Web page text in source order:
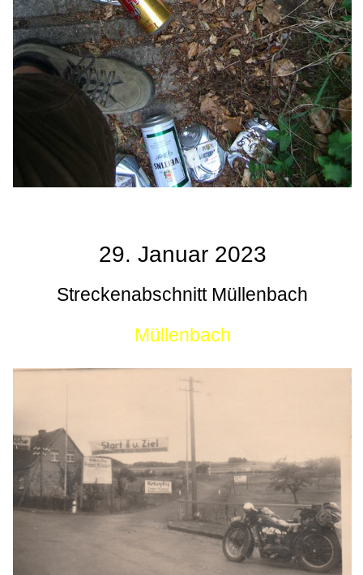
29. Januar 2023
Streckenabschnitt Müllenbach
Müllenbach